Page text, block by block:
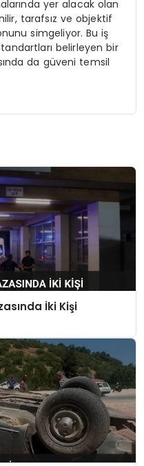
yer alacak olan
tarafsız ve objektif
simgeliyor. Bu iş
belirleyen bir
da güveni temsil
İki Kişi